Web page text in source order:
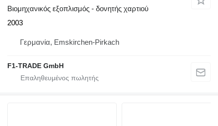
Βιομηχανικός εξοπλισμός - δονητής χαρτιού
2003
Γερμανία, Emskirchen-Pirkach
F1-TRADE GmbH